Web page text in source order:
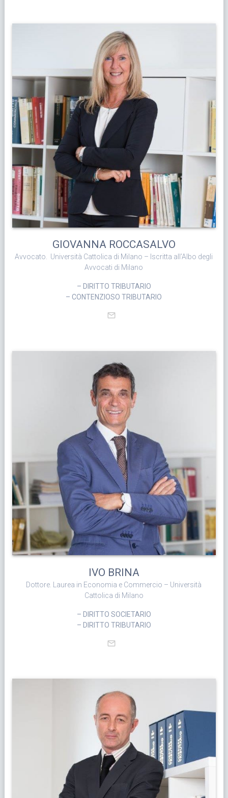
GIOVANNA ROCCASALVO
Avvocato. Università Cattolica di Milano – Iscritta all’Albo degli
Avvocati di Milano
– DIRITTO TRIBUTARIO
– CONTENZIOSO TRIBUTARIO
IVO BRINA
Dottore. Laurea in Economia e Commercio – Università
Cattolica di Milano
– DIRITTO SOCIETARIO
– DIRITTO TRIBUTARIO